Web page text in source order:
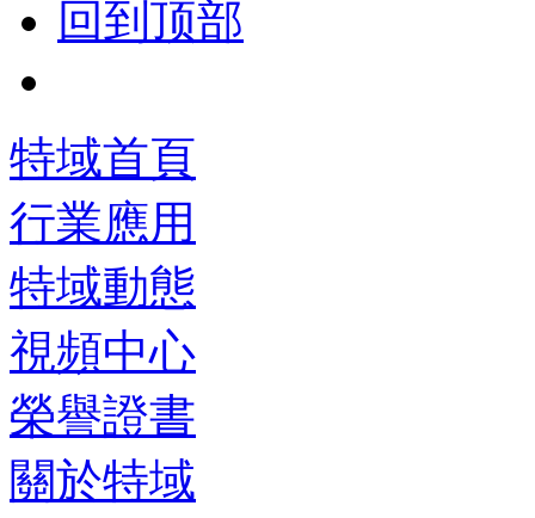
回到顶部
特域首頁
行業應用
特域動態
視頻中心
榮譽證書
關於特域